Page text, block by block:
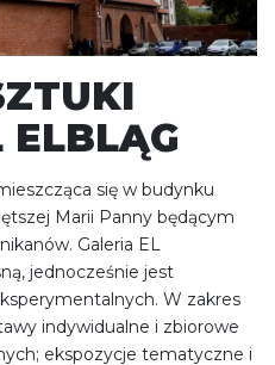
ELBLĄG
się w budynku
Marii Panny będącym
Galeria EL
jednocześnie jest
W zakres
indywidualne i zbiorowe
ekspozycje tematyczne i